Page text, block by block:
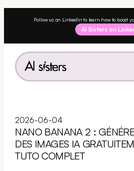
Follow us on LinkedIn to learn how to boost
AI Sisters on
2026-06-04
NANO BANANA 2 :
DES IMAGES IA
TUTO COMPLET